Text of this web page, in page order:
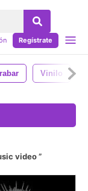
Regístrate
Vinilo
video